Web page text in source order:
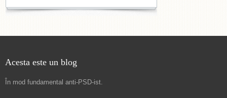
Acesta este un blog
În mod fundamental anti-PSD-ist.